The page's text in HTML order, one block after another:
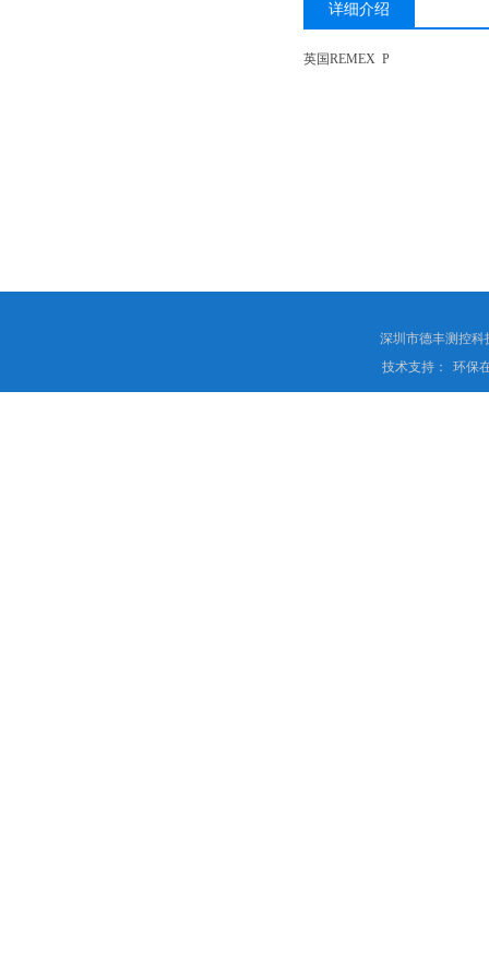
详细介绍
英国REMEX P
深圳市德丰测控
技术支持：
环保